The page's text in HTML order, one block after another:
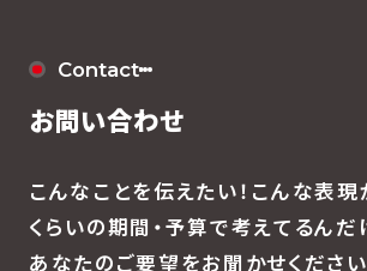
Contact
お問い合わせ
こんなことを伝えたい！こんな表現
くらいの期間・予算で考えてるん
あなたのご要望をお聞かせください